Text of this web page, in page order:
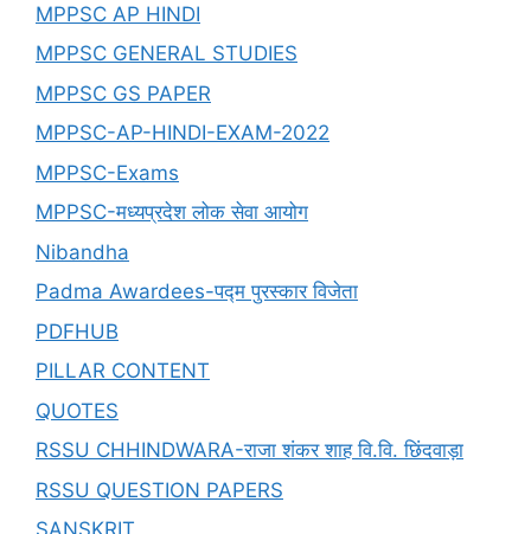
MPPSC AP HINDI
MPPSC GENERAL STUDIES
MPPSC GS PAPER
MPPSC-AP-HINDI-EXAM-2022
MPPSC-Exams
MPPSC-मध्यप्रदेश लोक सेवा आयोग
Nibandha
Padma Awardees-पद्म पुरस्कार विजेता
PDFHUB
PILLAR CONTENT
QUOTES
RSSU CHHINDWARA-राजा शंकर शाह वि.वि. छिंदवाड़ा
RSSU QUESTION PAPERS
SANSKRIT